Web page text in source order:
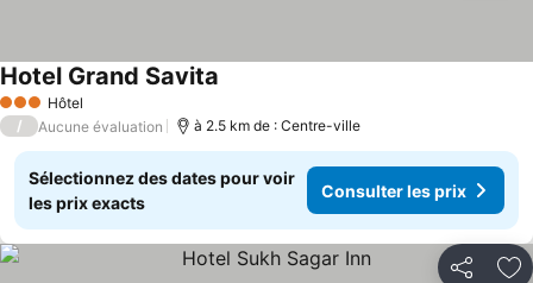
3 ÉtoilesHôtel
Hotel Grand Savita
/ Aucune évaluation à 2.5 km de : Centre-ville
Sélectionnez des dates pour voir
les prix exacts
Consulter les prix
Partager